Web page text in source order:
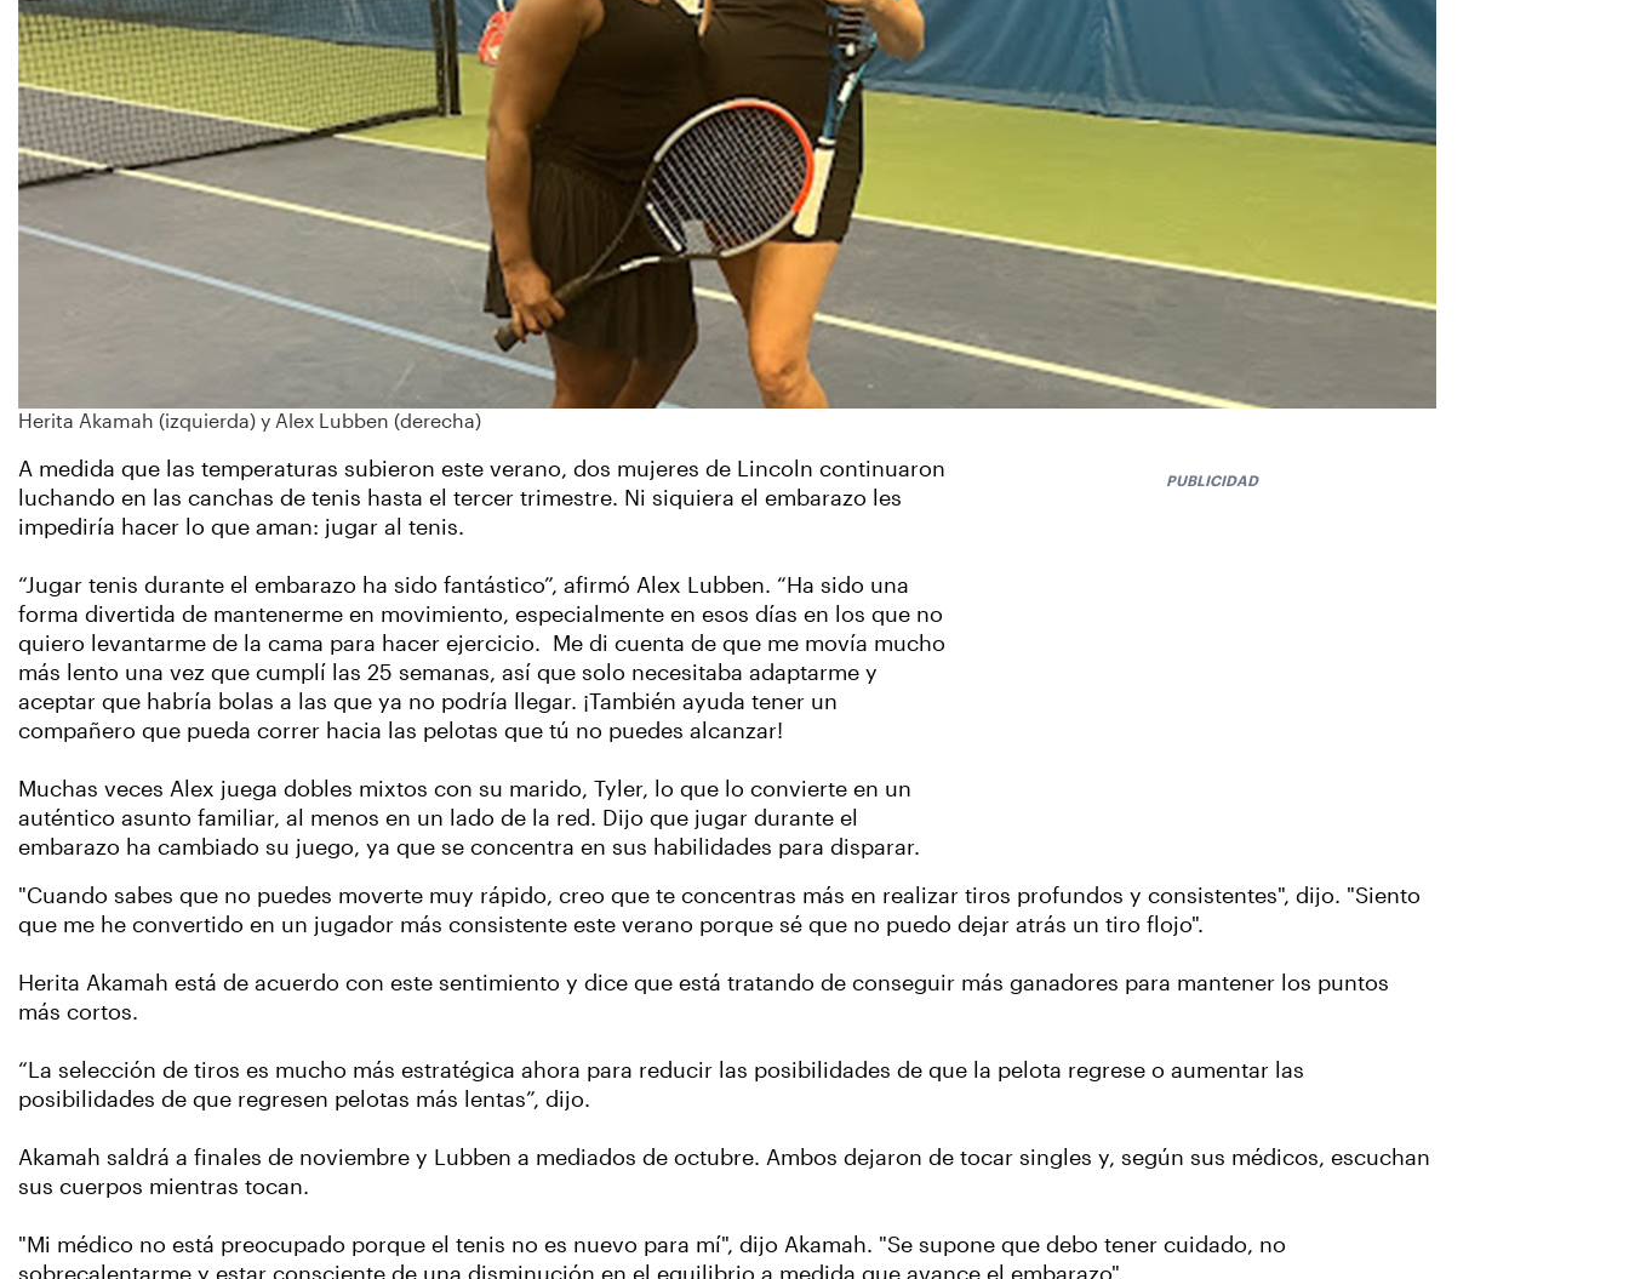
Herita Akamah (izquierda) y Alex Lubben (derecha)
A medida que las temperaturas subieron este verano, dos mujeres de Lincoln continuaron
luchando en las canchas de tenis hasta el tercer trimestre. Ni siquiera el embarazo les
impediría hacer lo que aman: jugar al tenis.
“Jugar tenis durante el embarazo ha sido fantástico”, afirmó Alex Lubben. “Ha sido una
forma divertida de mantenerme en movimiento, especialmente en esos días en los que no
quiero levantarme de la cama para hacer ejercicio. Me di cuenta de que me movía mucho
más lento una vez que cumplí las 25 semanas, así que solo necesitaba adaptarme y
aceptar que habría bolas a las que ya no podría llegar. ¡También ayuda tener un
compañero que pueda correr hacia las pelotas que tú no puedes alcanzar!
Muchas veces Alex juega dobles mixtos con su marido, Tyler, lo que lo convierte en un
auténtico asunto familiar, al menos en un lado de la red. Dijo que jugar durante el
embarazo ha cambiado su juego, ya que se concentra en sus habilidades para disparar.
PUBLICIDAD
"Cuando sabes que no puedes moverte muy rápido, creo que te concentras más en realizar tiros profundos y consistentes", dijo. "Siento
que me he convertido en un jugador más consistente este verano porque sé que no puedo dejar atrás un tiro flojo".
Herita Akamah está de acuerdo con este sentimiento y dice que está tratando de conseguir más ganadores para mantener los puntos
más cortos.
“La selección de tiros es mucho más estratégica ahora para reducir las posibilidades de que la pelota regrese o aumentar las
posibilidades de que regresen pelotas más lentas”, dijo.
Akamah saldrá a finales de noviembre y Lubben a mediados de octubre. Ambos dejaron de tocar singles y, según sus médicos, escuchan
sus cuerpos mientras tocan.
"Mi médico no está preocupado porque el tenis no es nuevo para mí", dijo Akamah. "Se supone que debo tener cuidado, no
sobrecalentarme y estar consciente de una disminución en el equilibrio a medida que avance el embarazo".